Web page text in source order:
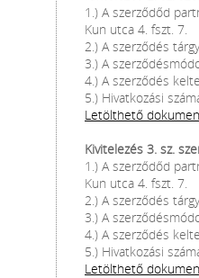
1.) A szerződőd
Kun utca 4. fszt. 7.
2.) A szerződés
3.) A
4.) A szerződés
5.) Hivatkozási
Letölthető
Kivitelezés 3. sz.
1.) A szerződőd
Kun utca 4. fszt. 7.
2.) A szerződés
3.) A
4.) A szerződés
5.) Hivatkozási
Letölthető